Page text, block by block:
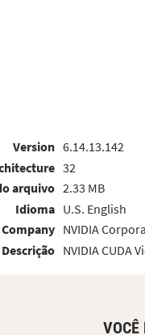
Version
arquivo
Idioma
Company
Descrição
6.14.13.142
32
2.33 MB
U.S. English
NVIDIA
NVIDIA CUDA
VOCÊ